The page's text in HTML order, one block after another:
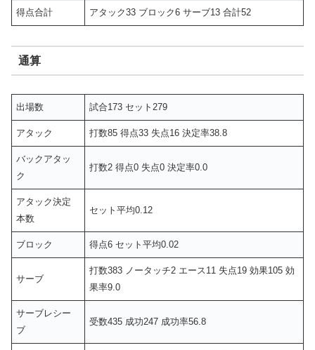
得点合計 アタック33 ブロック6 サーブ13 合計52
通算
出場数 試合173 セット279
アタック 打数85 得点33 失点16 決定率38.8
バックアタッ
ク
打数2 得点0 失点0 決定率0.0
アタック決定
本数
セット平均0.12
ブロック 得点6 セット平均0.02
サーブ
打数383 ノータッチ2 エース11 失点19 効果105 効
果率9.0
サーブレシー
ブ
受数435 成功247 成功率56.8